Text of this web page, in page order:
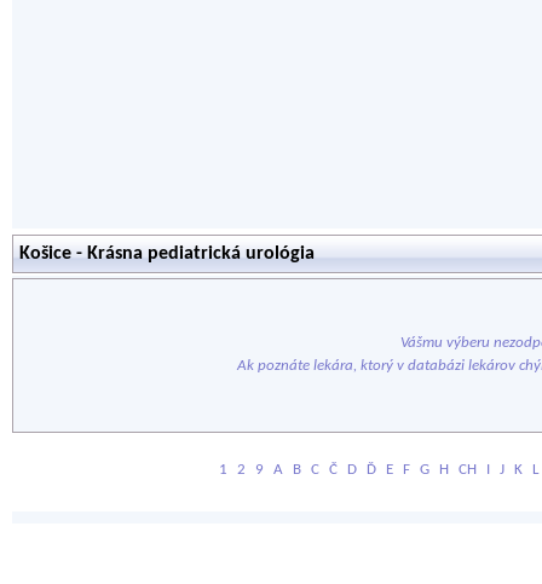
Košice - Krásna pediatrická urológia
Vášmu výberu
Ak poznáte lekára, ktorý v databázi lekárov
1 2 9 A B C Č D Ď E F G H CH I J K L